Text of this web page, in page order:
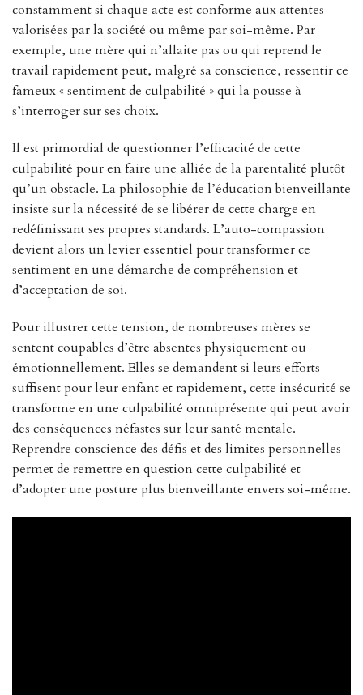
constamment si chaque acte est conforme aux attentes
valorisées par la société ou même par soi-même. Par
exemple, une mère qui n’allaite pas ou qui reprend le
travail rapidement peut, malgré sa conscience, ressentir ce
fameux « sentiment de culpabilité » qui la pousse à
s’interroger sur ses choix.
Il est primordial de questionner l’efficacité de cette
culpabilité pour en faire une alliée de la parentalité plutôt
qu’un obstacle. La philosophie de l’éducation bienveillante
insiste sur la nécessité de se libérer de cette charge en
redéfinissant ses propres standards. L’auto-compassion
devient alors un levier essentiel pour transformer ce
sentiment en une démarche de compréhension et
d’acceptation de soi.
Pour illustrer cette tension, de nombreuses mères se
sentent coupables d’être absentes physiquement ou
émotionnellement. Elles se demandent si leurs efforts
suffisent pour leur enfant et rapidement, cette insécurité se
transforme en une culpabilité omniprésente qui peut avoir
des conséquences néfastes sur leur santé mentale.
Reprendre conscience des défis et des limites personnelles
permet de remettre en question cette culpabilité et
d’adopter une posture plus bienveillante envers soi-même.